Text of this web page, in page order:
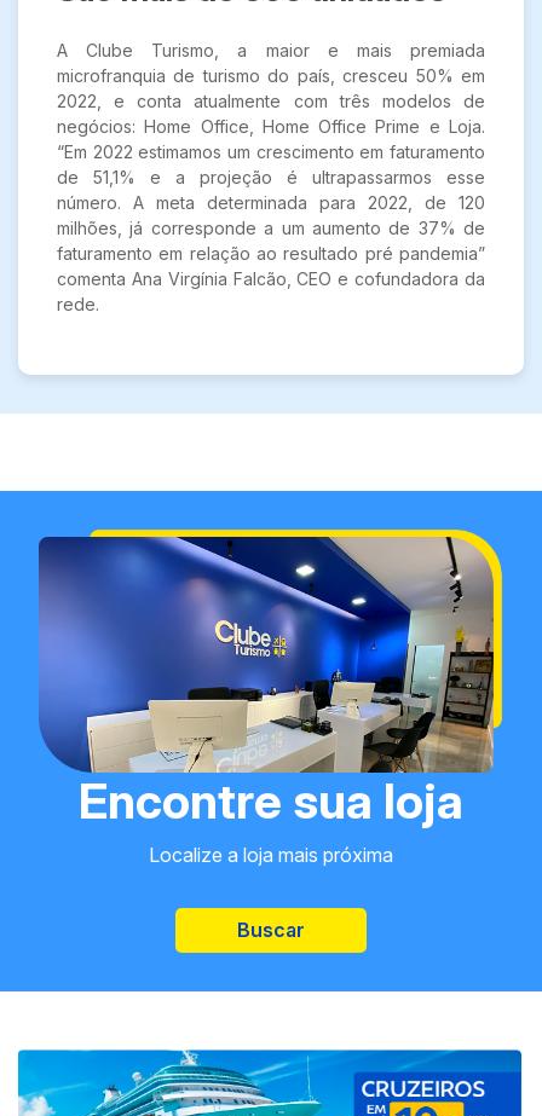
A Clube Turismo, a maior e mais premiada
microfranquia de turismo do país, cresceu 50% em
2022, e conta atualmente com três modelos de
negócios: Home Office, Home Office Prime e Loja.
“Em 2022 estimamos um crescimento em faturamento
de 51,1% e a projeção é ultrapassarmos esse
número. A meta determinada para 2022, de 120
milhões, já corresponde a um aumento de 37% de
faturamento em relação ao resultado pré pandemia”
comenta Ana Virgínia Falcão, CEO e cofundadora da
rede.
Encontre sua loja
Localize a loja mais próxima
Buscar